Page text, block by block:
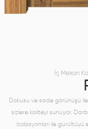
İç Mekan
Dokusu ve sade görünüşü ile
sizlere kaliteyi sunuyor.
izolasyonları ile gürültüyü